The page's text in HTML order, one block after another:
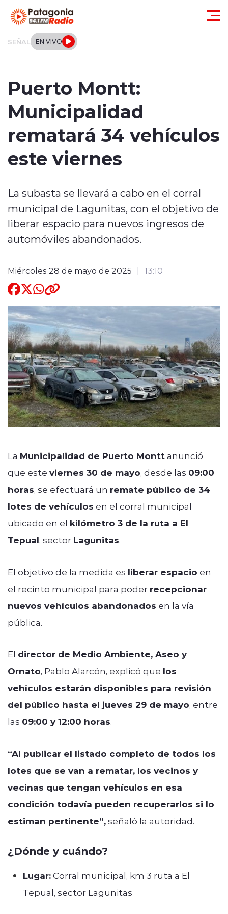
SEÑAL EN VIVO
Tendencias
Deportes
Entrevistas
Quienes Somos
modo claro
Puerto Montt:
Municipalidad
rematará 34 vehículos
este viernes
La subasta se llevará a cabo en el corral
municipal de Lagunitas, con el objetivo de
liberar espacio para nuevos ingresos de
automóviles abandonados.
Miércoles 28 de mayo de 2025 13:10
La Municipalidad de Puerto Monttanunció
que este viernes 30 de mayo, desde las 09:00
horas, se efectuará un remate público de 34
lotes de vehículos en el corral municipal
ubicado en el kilómetro 3 de la ruta a El
Tepual, sector Lagunitas.
El objetivo de la medida es liberar espacio en
el recinto municipal para poder recepcionar
nuevos vehículos abandonados en la vía
pública.
El director de Medio Ambiente, Aseo y
Ornato, Pablo Alarcón, explicó que los
vehículos estarán disponibles para revisión
del público hasta el jueves 29 de mayo, entre
las 09:00 y 12:00 horas.
“Al publicar el listado completo de todos los
lotes que se van a rematar, los vecinos y
vecinas que tengan vehículos en esa
condición todavía pueden recuperarlos si lo
estiman pertinente”,señaló la autoridad.
¿Dónde y cuándo?
Lugar:Corral municipal, km 3 ruta a El
Tepual, sector Lagunitas